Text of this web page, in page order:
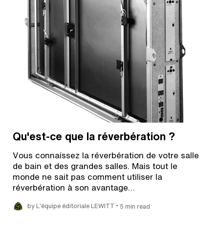
Qu'est-ce que la réverbération ?
Vous connaissez la réverbération de votre salle
de bain et des grandes salles. Mais tout le
monde ne sait pas comment utiliser la
réverbération à son avantage…
by L'équipe éditoriale LEWITT • 5 min read